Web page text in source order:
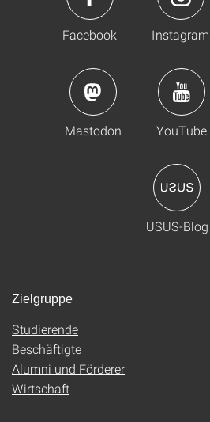
Facebook Instagram
Mastodon YouTube
USUS-Blog
Zielgruppe
Studierende
Beschäftigte
Alumni und Förderer
Wirtschaft